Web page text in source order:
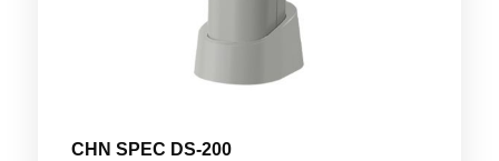
CHN SPEC DS-200